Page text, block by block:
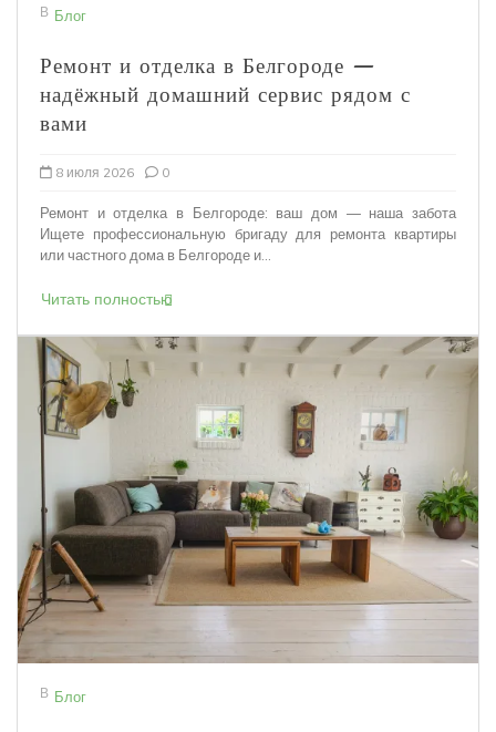
В Блог
Ремонт и отделка в Белгороде —
надёжный домашний сервис рядом с
вами
8 июля 2026 0
Ремонт и отделка в Белгороде: ваш дом — наша забота
Ищете профессиональную бригаду для ремонта квартиры
или частного дома в Белгороде и...
Читать полностью
В Блог